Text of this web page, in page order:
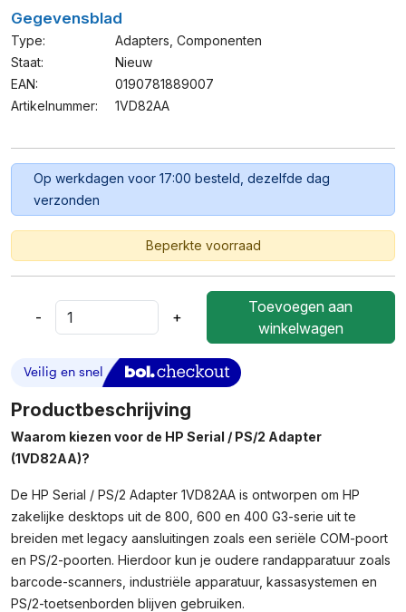
Gegevensblad
Type: Adapters Componenten
Staat:
Nieuw
EAN:
0190781889007
Artikelnummer:
1VD82AA
Op werkdagen voor 17:00 besteld, dezelfde dag
verzonden
Beperkte voorraad
-
/
Adapter
–
1VD82AA
–
Adapter
Voor
EliteDesk
En
ProDesk
+
Toevoegen aan
winkelwagen
Productbeschrijving
Waarom kiezen voor de HP Serial / PS/2 Adapter
(1VD82AA)?
De HP Serial / PS/2 Adapter 1VD82AA is ontworpen om HP
zakelijke desktops uit de 800, 600 en 400 G3-serie uit te
breiden met legacy aansluitingen zoals een seriële COM-poort
en PS/2-poorten. Hierdoor kun je oudere randapparatuur zoals
barcode-scanners, industriële apparatuur, kassasystemen en
PS/2-toetsenborden blijven gebruiken.